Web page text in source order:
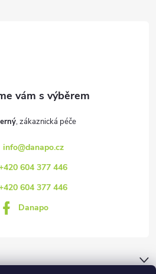
info@danapo.cz
604 377 446
604 377 446
Danapo